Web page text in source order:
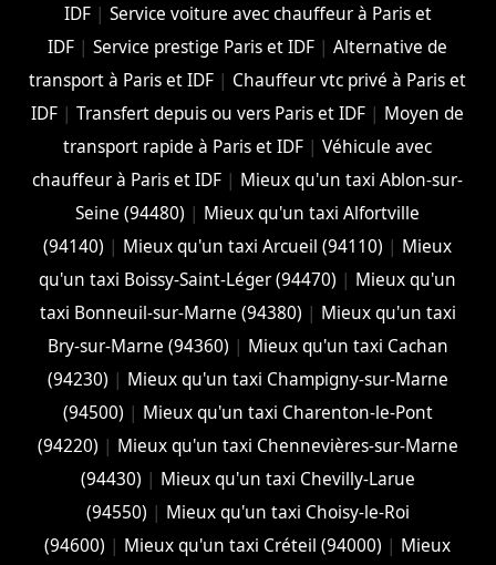
IDF| Service voiture avec chauffeur à Paris et
IDF |Service prestige Paris et IDF |Alternative de
transport à Paris et IDF | Chauffeur vtc privé à Paris et
IDF |Transfert depuis ou vers Paris et IDF | Moyen de
transport rapide à Paris et IDF |Véhicule avec
chauffeur à Paris et IDF | Mieux qu'un taxi Ablon-sur-
Seine (94480) | Mieux qu'un taxi Alfortville
(94140) | Mieux qu'un taxi Arcueil (94110) | Mieux
qu'un taxi Boissy-Saint-Léger (94470) | Mieux qu'un
taxi Bonneuil-sur-Marne (94380) | Mieux qu'un taxi
Bry-sur-Marne (94360) | Mieux qu'un taxi Cachan
(94230) | Mieux qu'un taxi Champigny-sur-Marne
(94500) | Mieux qu'un taxi Charenton-le-Pont
(94220) | Mieux qu'un taxi Chennevières-sur-Marne
(94430) | Mieux qu'un taxi Chevilly-Larue
(94550) | Mieux qu'un taxi Choisy-le-Roi
(94600) | Mieux qu'un taxi Créteil (94000) | Mieux